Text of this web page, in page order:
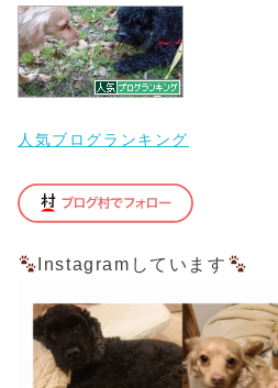
人気ブログランキング
Instagramしています